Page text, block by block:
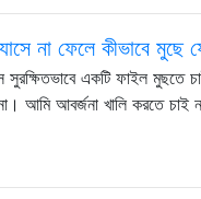
না ফেলে কীভাবে মুছে
একটি ফাইল মুছতে চাই
আমি আবর্জনা খালি করতে চাই